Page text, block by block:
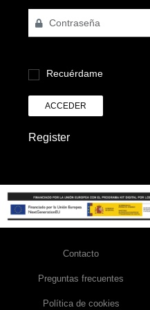
Recuérdame
ACCEDER
Register
Contacto
Preguntas frecuentes
Política de cookies